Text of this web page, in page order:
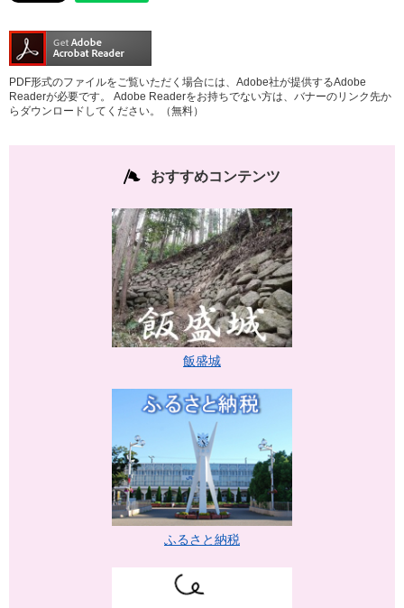
PDF形式のファイルをご覧いただく場合には、Adobe社が提供するAdobe
Readerが必要です。
Adobe Readerをお持ちでない方は、バナーのリンク先か
らダウンロードしてください。（無料）
おすすめコンテンツ
飯盛城
ふるさと納税